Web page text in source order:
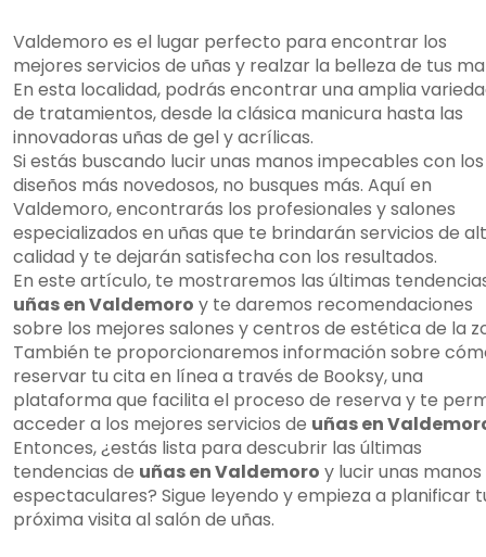
Valdemoro es el lugar perfecto para encontrar los
mejores servicios de uñas y realzar la belleza de tus
En esta localidad, podrás encontrar una amplia
de tratamientos, desde la clásica manicura hasta las
innovadoras uñas de gel y acrílicas.
Si estás buscando lucir unas manos impecables con los
diseños más novedosos, no busques más. Aquí en
Valdemoro, encontrarás los profesionales y salones
especializados en uñas que te brindarán servicios de
calidad y te dejarán satisfecha con los resultados.
En este artículo, te mostraremos las últimas
uñas en Valdemoro y te daremos recomendaciones
sobre los mejores salones y centros de estética de la
También te proporcionaremos información sobre
reservar tu cita en línea a través de Booksy, una
plataforma que facilita el proceso de reserva y te
acceder a los mejores servicios de uñas en
Entonces, ¿estás lista para descubrir las últimas
tendencias de uñas en Valdemoro y lucir unas manos
espectaculares? Sigue leyendo y empieza a planificar
próxima visita al salón de uñas.